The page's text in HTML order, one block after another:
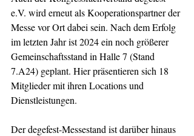
e.V. wird erneut als Kooperationspartner der
Messe vor Ort dabei sein. Nach dem Erfolg
im letzten Jahr ist 2024 ein noch größerer
Gemeinschaftsstand in Halle 7 (Stand
7.A24) geplant. Hier präsentieren sich 18
Mitglieder mit ihren Locations und
Dienstleistungen.
Der degefest-Messestand ist darüber hinaus